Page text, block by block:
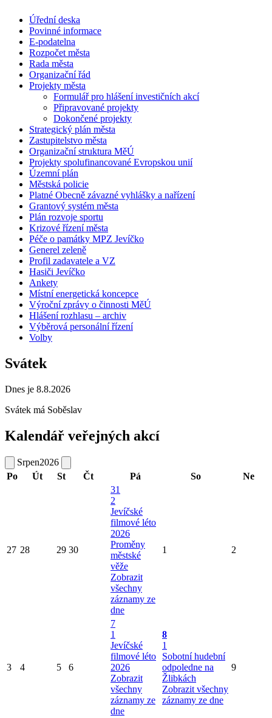
Úřední deska
Povinné informace
E-podatelna
Rozpočet města
Rada města
Organizační řád
Projekty města
Formulář pro hlášení investičních akcí
Připravované projekty
Dokončené projekty
Strategický plán města
Zastupitelstvo města
Organizační struktura MěÚ
Projekty spolufinancované Evropskou unií
Územní plán
Městská policie
Platné Obecně závazné vyhlášky a nařízení
Grantový systém města
Plán rozvoje sportu
Krizové řízení města
Péče o památky MPZ Jevíčko
Generel zeleně
Profil zadavatele a VZ
Hasiči Jevíčko
Ankety
Místní energetická koncepce
Výroční zprávy o činnosti MěÚ
Hlášení rozhlasu – archiv
Výběrová personální řízení
Volby
Svátek
Dnes je 8.8.2026
Svátek má Soběslav
Kalendář veřejných akcí
Srpen2026
Po
Út St Čt Pá So Ne
27 28 29 30
31
2
Jevíčské
filmové léto
2026
Proměny
městské
věže
Zobrazit
všechny
záznamy ze
dne
1 2
3 4 5 6
7
1
Jevíčské
filmové léto
2026
Zobrazit
všechny
záznamy ze
dne
8
1
Sobotní hudební
odpoledne na
Žlibkách
Zobrazit všechny
záznamy ze dne
9